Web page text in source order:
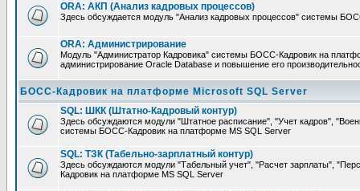
ORA: АКП (Анализ кадровых процессов)
Здесь обсуждается модуль "Анализ кадровых процессов" системы
ORA: Администрирование
Модуль "Администратор Кадровика" системы БОСС-Кадровик на
администрирование Oracle Database и повышение его
БОСС-Кадровик на платформе Microsoft SQL Server
SQL: ШКК (Штатно-Кадровый контур)
Здесь обсуждаются модули "Штатное расписание", "Учет кадров",
системы БОСС-Кадровик на платформе MS SQL Server
SQL: ТЗК (Табельно-зарплатный контур)
Здесь обсуждаются модули "Табельный учет", "Расчет зарплаты",
Кадровик на платформе MS SQL Server